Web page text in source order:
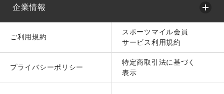
企業情報
ご利用規約
スポーツマイル会員
サービス利用規約
プライバシーポリシー
特定商取引法に基づく
表示